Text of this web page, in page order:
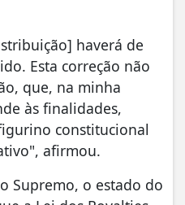
haverá de
Esta correção não
que, na minha
às finalidades,
constitucional
afirmou.
Supremo, o estado do